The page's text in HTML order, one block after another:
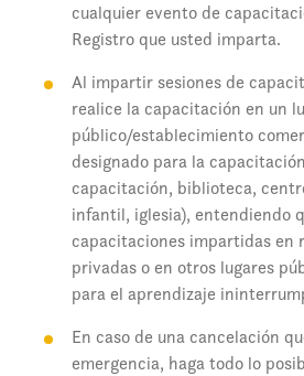
cualquier evento de
Registro que usted imparta.
Al impartir sesiones de
realice la capacitación en un
público/establecimiento
designado para la
capacitación, biblioteca,
infantil, iglesia), entendiendo
capacitaciones impartidas en
privadas o en otros lugares
para el aprendizaje
En caso de una cancelación
emergencia, haga todo lo